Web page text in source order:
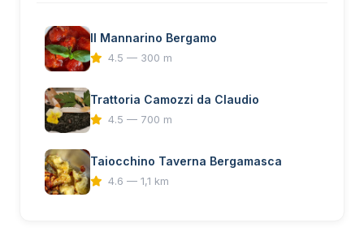
Il Mannarino Bergamo
4.5 — 300 m
Trattoria Camozzi da Claudio
4.5 — 700 m
Taiocchino Taverna Bergamasca
4.6 — 1,1 km